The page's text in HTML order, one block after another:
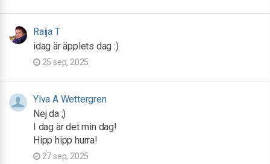
Raija T
idag är äpplets dag :)
25 sep, 2025
Ylva A Wettergren
Nej da ;)
I dag är det min dag!
Hipp hipp hurra!
27 sep, 2025